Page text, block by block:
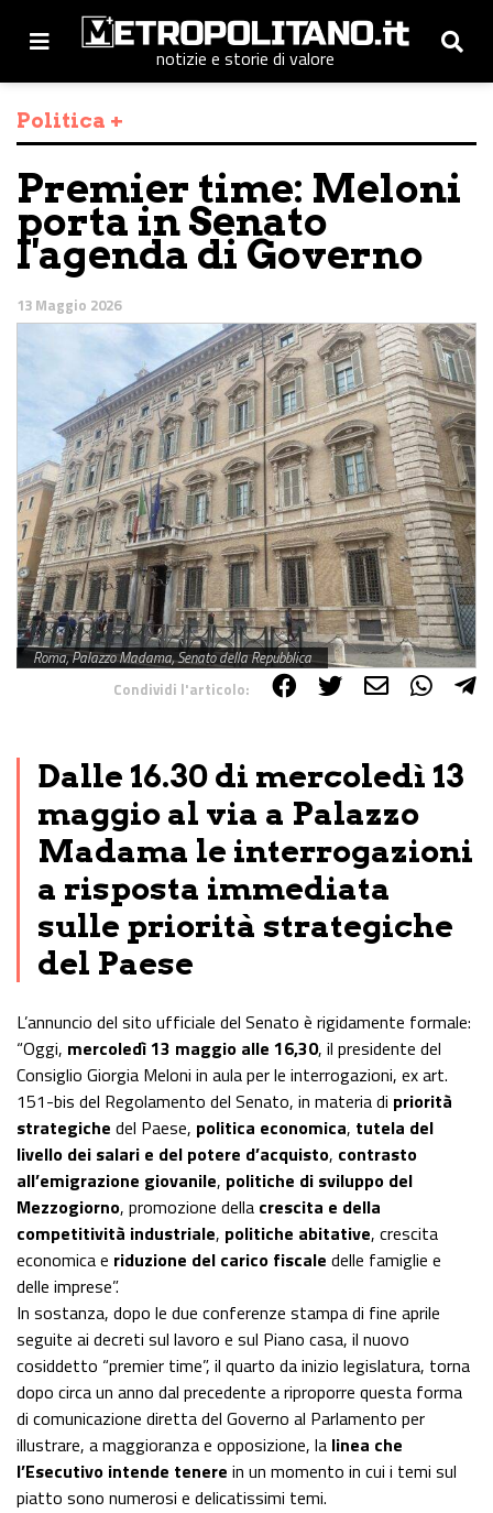
notizie e storie di valore
Politica +
Premier time: Meloni
porta in Senato
l'agenda di Governo
13 Maggio 2026
Roma, Palazzo Madama, Senato della Repubblica
Condividi l'articolo:
Dalle 16.30 di mercoledì 13
maggio al via a Palazzo
Madama le interrogazioni
a risposta immediata
sulle priorità strategiche
del Paese
L’annuncio del sito ufficiale del Senato è rigidamente formale:
“Oggi, mercoledì 13 maggio alle 16,30, il presidente del
Consiglio Giorgia Meloni in aula per le interrogazioni, ex art.
151-bis del Regolamento del Senato, in materia di priorità
strategiche del Paese, politica economica, tutela del
livello dei salari e del potere d’acquisto, contrasto
all’emigrazione giovanile, politiche di sviluppo del
Mezzogiorno, promozione della crescita e della
competitività industriale, politiche abitative, crescita
economica e riduzione del carico fiscale delle famiglie e
delle imprese”.
In sostanza, dopo le due conferenze stampa di fine aprile
seguite ai decreti sul lavoro e sul Piano casa, il nuovo
cosiddetto “premier time”, il quarto da inizio legislatura, torna
dopo circa un anno dal precedente a riproporre questa forma
di comunicazione diretta del Governo al Parlamento per
illustrare, a maggioranza e opposizione, la linea che
l’Esecutivo intende tenere in un momento in cui i temi sul
piatto sono numerosi e delicatissimi temi.